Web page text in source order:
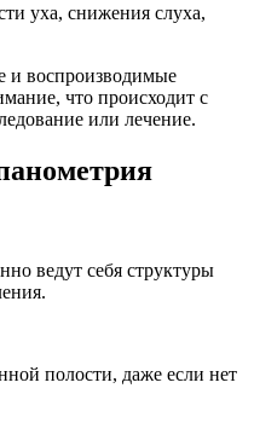
уха, снижения слуха,
и воспроизводимые
что происходит с
или лечение.
ведут себя структуры
полости, даже если нет